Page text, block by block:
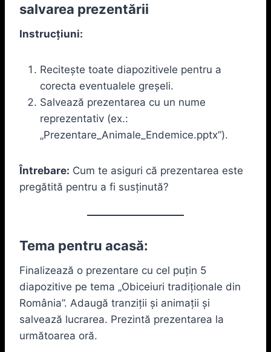
salvarea prezentării
Instrucțiuni:
Recitește toate diapozitivele pentru a
corecta eventualele greșeli.
Salvează prezentarea cu un nume
reprezentativ (ex.:
„Prezentare_Animale_Endemice.pptx”).
Întrebare: Cum te asiguri că prezentarea este
pregătită pentru a fi susținută?
Tema pentru acasă:
Finalizează o prezentare cu cel puțin 5
diapozitive pe tema „Obiceiuri tradiționale din
România”. Adaugă tranziții și animații și
salvează lucrarea. Prezintă prezentarea la
următoarea oră.